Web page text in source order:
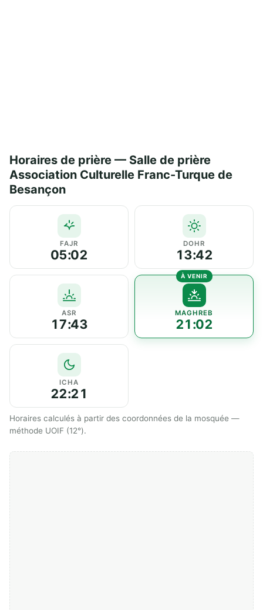
Horaires de prière — Salle de prière
Association Culturelle Franc-Turque de
Besançon
FAJR
05:02
DOHR
13:42
ASR
17:43
MAGHREB
21:02
ICHA
22:21
Horaires calculés à partir des coordonnées de la mosquée —
méthode UOIF (12°).